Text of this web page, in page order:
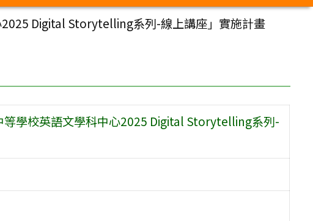
Digital Storytelling系列-線上講座」實施計畫
等學校英語文學科中心2025 Digital Storytelling系列-